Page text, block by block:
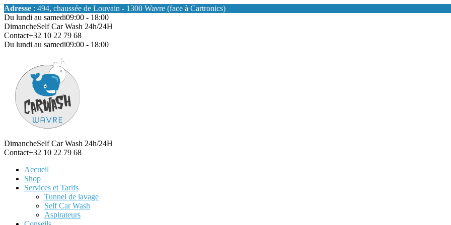
Adresse : 494, chaussée de Louvain - 1300 Wavre (face à Cartronics)
Du lundi au samedi09:00 - 18:00
DimancheSelf Car Wash 24h/24H
Contact+32 10 22 79 68
Du lundi au samedi09:00 - 18:00
DimancheSelf Car Wash 24h/24H
Contact+32 10 22 79 68
Accueil
Shop
Services et Tarifs
Tunnel de lavage
Self Car Wash
Aspirateurs